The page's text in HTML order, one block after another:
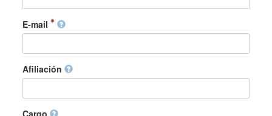
E-mail
Afiliación
Cargo